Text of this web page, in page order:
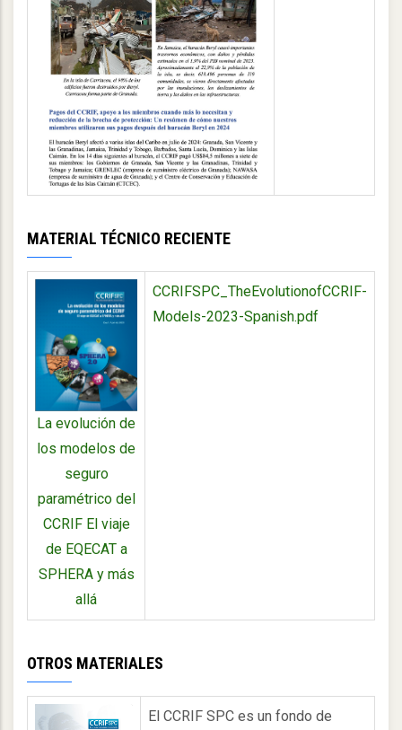
MATERIAL TÉCNICO RECIENTE
La evolución de
los modelos de
seguro
paramétrico del
CCRIF El viaje
de EQECAT a
SPHERA y más
allá
CCRIFSPC_TheEvolutionofCCRIF-
Models-2023-Spanish.pdf
OTROS MATERIALES
El CCRIF SPC es un fondo de